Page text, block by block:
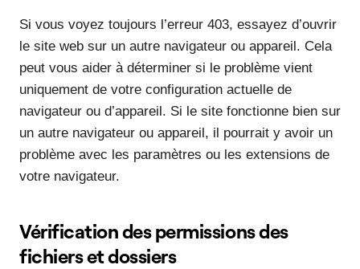
Si vous voyez toujours l’erreur 403, essayez d’ouvrir
le site web sur un autre navigateur ou appareil. Cela
peut vous aider à déterminer si le problème vient
uniquement de votre configuration actuelle de
navigateur ou d’appareil. Si le site fonctionne bien sur
un autre navigateur ou appareil, il pourrait y avoir un
problème avec les paramètres ou les extensions de
votre navigateur.
Vérification des permissions des
fichiers et dossiers